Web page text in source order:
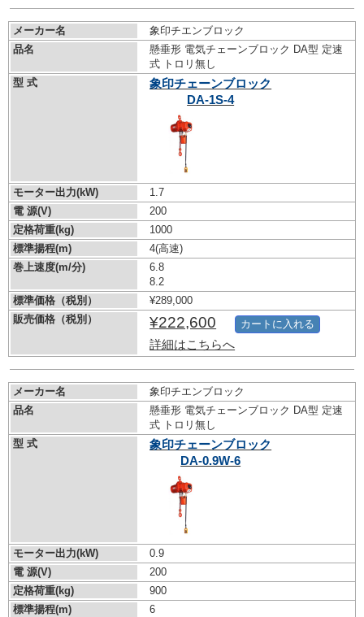
メーカー名
象印チエンブロック
品名
懸垂形 電気チェーンブロック DA型 定速
式 トロリ無し
型 式
象印チェーンブロック
DA-1S-4
モーター出力(kW)
1.7
電 源(V)
200
定格荷重(kg)
1000
標準揚程(m)
4(高速)
巻上速度(m/分)
6.8
8.2
標準価格（税別）
¥289,000
販売価格（税別）
¥222,600
詳細はこちらへ
カートに入れる
メーカー名
象印チエンブロック
品名
懸垂形 電気チェーンブロック DA型 定速
式 トロリ無し
型 式
象印チェーンブロック
DA-0.9W-6
モーター出力(kW)
0.9
電 源(V)
200
定格荷重(kg)
900
標準揚程(m)
6